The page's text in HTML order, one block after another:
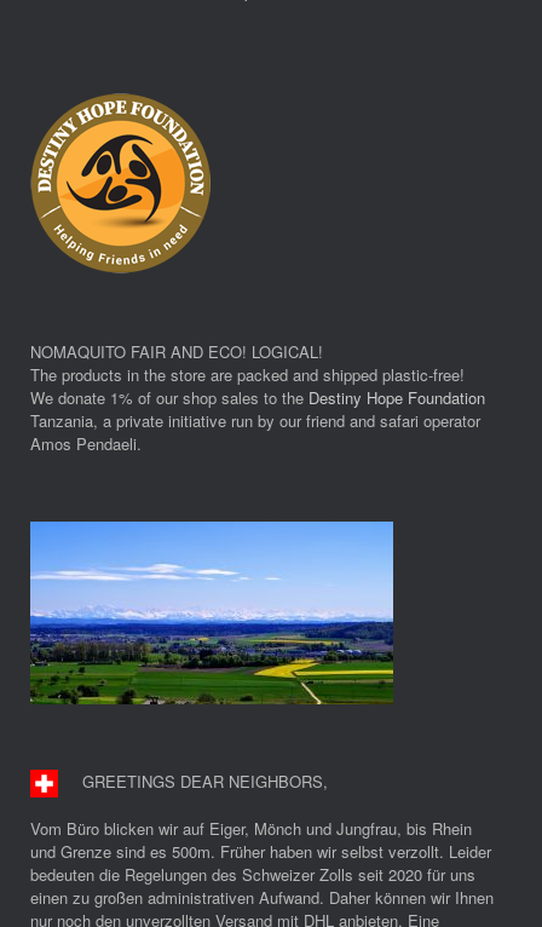
NOMAQUITO FAIR AND ECO! LOGICAL!
The products in the store are packed and shipped plastic-free!
We donate 1% of our shop sales to the Destiny Hope Foundation
Tanzania, a private initiative run by our friend and safari operator
Amos Pendaeli.
GREETINGS DEAR NEIGHBORS,
Vom Büro blicken wir auf Eiger, Mönch und Jungfrau, bis Rhein
und Grenze sind es 500m. Früher haben wir selbst verzollt. Leider
bedeuten die Regelungen des Schweizer Zolls seit 2020 für uns
einen zu großen administrativen Aufwand. Daher können wir Ihnen
nur noch den unverzollten Versand mit DHL anbieten. Eine